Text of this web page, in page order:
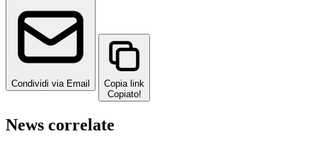
Condividi via Email
Copia link
Copiato!
News correlate